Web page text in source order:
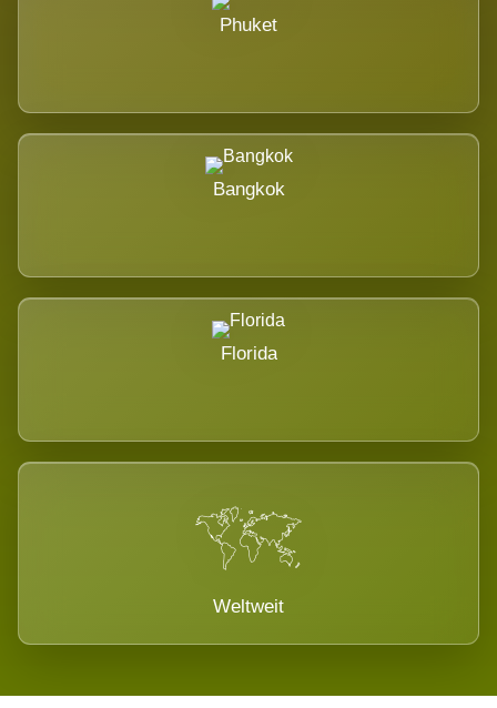
Phuket
Bangkok
Florida
Weltweit